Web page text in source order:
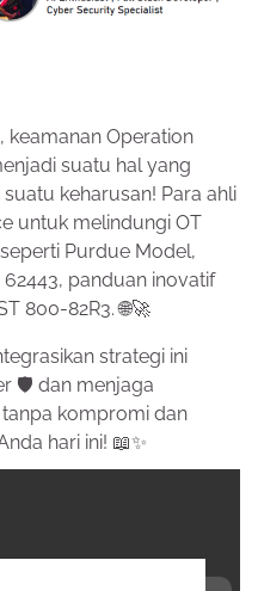
keamanan Operation
suatu hal yang
keharusan! Para ahli
untuk melindungi OT
Purdue Model,
panduan inovatif
800-82R3. 🌐🚀
strategi ini
🛡️ dan menjaga
kompromi dan
hari ini! 📖✨